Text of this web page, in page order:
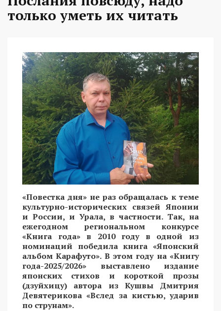
только уметь их читать
«Повестка дня» не раз обращалась к теме
культурно-исторических связей Японии
и России, и Урала, в частности. Так, на
ежегодном региональном конкурсе
«Книга года» в 2010 году в одной из
номинаций победила книга «Японский
альбом Карафуто». В этом году на «Книгу
года-2025/2026» выставлено издание
японских стихов и короткой прозы
(дзуйхицу) автора из Кушвы Дмитрия
Девятерикова «Вслед за кистью, ударив
по струнам».